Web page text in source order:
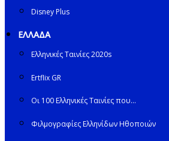
Disney Plus
ΕΛΛΑΔΑ
Ελληνικές Ταινίες 2020s
Ertflix GR
Οι 100 Ελληνικές Ταινίες που…
Φιλμογραφίες Ελληνίδων Ηθοποιών